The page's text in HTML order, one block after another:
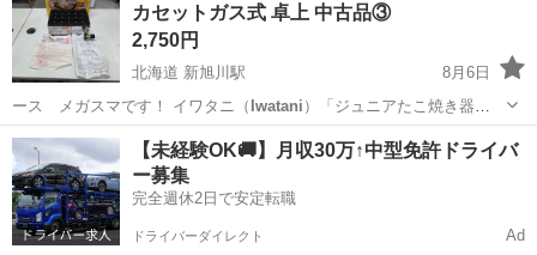
カセットガス式 卓上 中古品③
2,750円
北海道 新旭川駅
8月6日
ース メガスマです！ イワタニ（ Iwatani ）「ジュニアたこ焼き器
（CB-JR…
北海道 旭川市 新旭川駅 調理器具 たこ焼き
【未経験OK🚚】月収30万↑中型免許ドライバ
ー募集
完全週休2日で安定転職
ドライバーダイレクト Ad